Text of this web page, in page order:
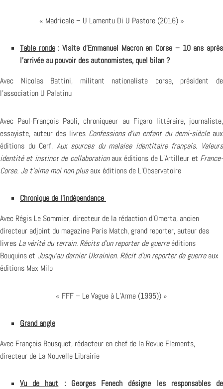
« Madricale – U Lamentu Di U Pastore (2016) »
Table ronde: Visite d’Emmanuel Macron en Corse – 10 ans après
l’arrivée au pouvoir des autonomistes, quel bilan ?
Avec Nicolas Battini, militant nationaliste corse, président de
l’association U Palatinu
Avec Paul-François Paoli, chroniqueur au Figaro littéraire, journaliste,
essayiste, auteur des livres Confessions d’un enfant du demi-siècle aux
éditions du Cerf, Aux sources du malaise identitaire français. Valeurs
identité et instinct de collaborationaux éditions de L’Artilleur et France-
Corse. Je t’aime moi non plusaux éditions de L’Observatoire
Chronique de l’indépendance
Avec Régis Le Sommier, directeur de la rédaction d’Omerta, ancien
directeur adjoint du magazine Paris Match, grand reporter, auteur des
livres La vérité du terrain. Récits d’un reporter de guerre éditions
Bouquins et Jusqu’au dernier Ukrainien. Récit d’un reporter de guerreaux
éditions Max Milo
« FFF – Le Vague à L’Arme (1995)) »
Grand angle
Avec François Bousquet, rédacteur en chef de la Revue Elements,
directeur de La Nouvelle Librairie
Vu de haut : Georges Fenech désigne les responsables de